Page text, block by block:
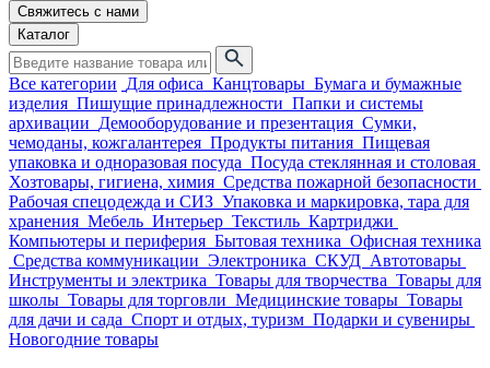
Свяжитесь с нами
Каталог
Все категории Для офиса Канцтовары Бумага и бумажные
изделия Пишущие принадлежности Папки и системы
архивации Демооборудование и презентация Сумки,
чемоданы, кожгалантерея Продукты питания Пищевая
упаковка и одноразовая посуда Посуда стеклянная и столовая
Хозтовары, гигиена, химия Средства пожарной безопасности
Рабочая спецодежда и СИЗ Упаковка и маркировка, тара для
хранения Мебель Интерьер Текстиль Картриджи
Компьютеры и периферия Бытовая техника Офисная техника
Средства коммуникации Электроника СКУД Автотовары
Инструменты и электрика Товары для творчества Товары для
школы Товары для торговли Медицинские товары Товары
для дачи и сада Спорт и отдых, туризм Подарки и сувениры
Новогодние товары